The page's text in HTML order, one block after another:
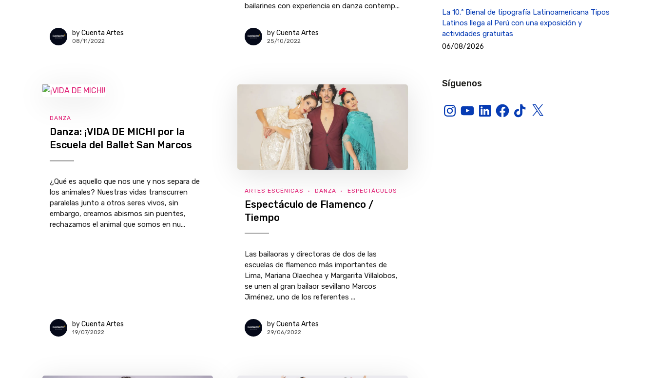
byCuenta Artes
08/11/2022
bailarines con experiencia en danza contemp...
byCuenta Artes
25/10/2022
DANZA
Danza: ¡VIDA DE MICHI por la
Escuela del Ballet San Marcos
¿Qué es aquello que nos une y nos separa de
los animales? Nuestras vidas transcurren
paralelas junto a otros seres vivos, sin
embargo, creamos abismos sin puentes,
rechazamos el animal que somos en nu...
byCuenta Artes
19/07/2022
ARTES ESCÉNICAS DANZA ESPECTÁCULOS
Espectáculo de Flamenco /
Tiempo
Las bailaoras y directoras de dos de las
escuelas de flamenco más importantes de
Lima, Mariana Olaechea y Margarita Villalobos,
se unen al gran bailaor sevillano Marcos
Jiménez, uno de los referentes ...
byCuenta Artes
29/06/2022
La 10.ª Bienal de tipografía Latinoamericana Tipos
Latinos llega al Perú con una exposición y
actividades gratuitas
06/08/2026
Síguenos
InstagramYouTubeLinkedInFacebook
TikTokX